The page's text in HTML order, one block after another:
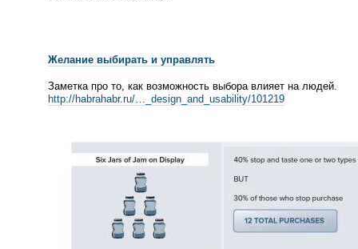
Желание выбирать и управлять
Заметка про то, как возможность выбора влияет на людей.
http://habrahabr.ru/…_design_and_usability/101219